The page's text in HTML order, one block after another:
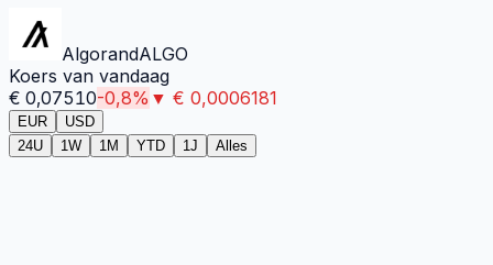
AlgorandALGO
Koers van vandaag
€ 0,07510-0,8% ▼ € 0,0006181
EUR
USD
24U
1W 1M YTD 1J Alles